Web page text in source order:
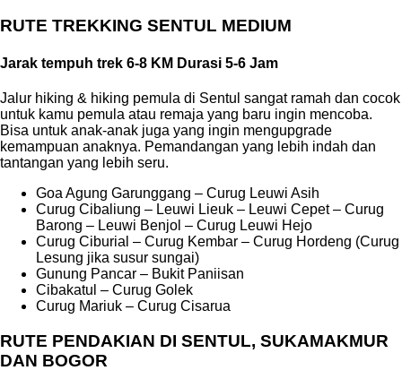
RUTE TREKKING SENTUL MEDIUM
Jarak tempuh trek 6-8 KM Durasi 5-6 Jam
Jalur hiking & hiking pemula di Sentul sangat ramah dan cocok
untuk kamu pemula atau remaja yang baru ingin mencoba.
Bisa untuk anak-anak juga yang ingin mengupgrade
kemampuan anaknya. Pemandangan yang lebih indah dan
tantangan yang lebih seru.
Goa Agung Garunggang – Curug Leuwi Asih
Curug Cibaliung – Leuwi Lieuk – Leuwi Cepet – Curug
Barong – Leuwi Benjol – Curug Leuwi Hejo
Curug Ciburial – Curug Kembar – Curug Hordeng (Curug
Lesung jika susur sungai)
Gunung Pancar – Bukit Paniisan
Cibakatul – Curug Golek
Curug Mariuk – Curug Cisarua
RUTE PENDAKIAN DI SENTUL, SUKAMAKMUR
DAN BOGOR